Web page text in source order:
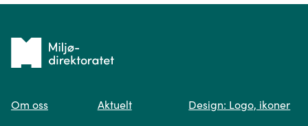
Spør oss
Tilbake
forsiden
Om oss Aktuelt Design: Logo, ikoner